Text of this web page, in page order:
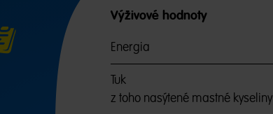
Výživové hodnoty
Energia
Tuk
z toho nasýtené mastné kyseliny